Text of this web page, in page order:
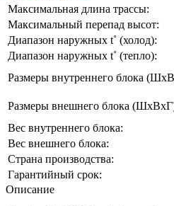
Максимальная длина трассы:
Максимальный перепад высот:
Диапазон наружных t˚ (холод):
Диапазон наружных t˚ (тепло):
Размеры внутреннего блока
Размеры внешнего блока
Вес внутреннего блока:
Вес внешнего блока:
Страна производства:
Гарантийный срок:
Описание